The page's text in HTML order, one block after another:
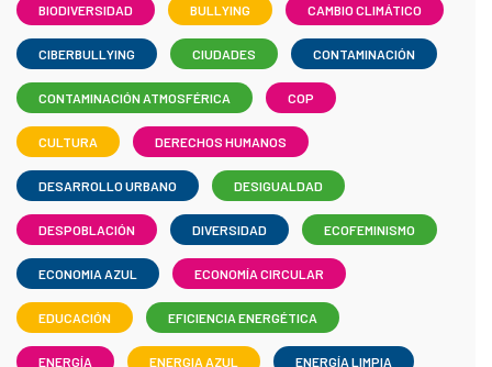
BIODIVERSIDAD BULLYING CAMBIO CLIMÁTICO
CIBERBULLYING CIUDADES CONTAMINACIÓN
CONTAMINACIÓN ATMOSFÉRICA COP
CULTURA DERECHOS HUMANOS
DESARROLLO URBANO DESIGUALDAD
DESPOBLACIÓN DIVERSIDAD ECOFEMINISMO
ECONOMIA AZUL ECONOMÍA CIRCULAR
EDUCACIÓN EFICIENCIA ENERGÉTICA
ENERGÍA ENERGIA AZUL ENERGÍA LIMPIA